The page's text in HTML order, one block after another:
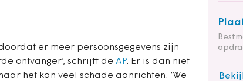
er meer persoonsgegevens zijn
ontvanger’, schrijft de AP. Er is dan niet
het kan veel schade aanrichten. ‘We